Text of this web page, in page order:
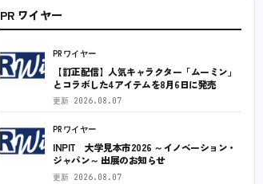
PR ワイヤー
PRワイヤー
【訂正配信】人気キャラクター「ムーミン」
とコラボした4アイテムを8月6日に発売
更新 2026.08.07
PRワイヤー
INPIT 大学見本市2026 ～イノベーション・
ジャパン～ 出展のお知らせ
更新 2026.08.07